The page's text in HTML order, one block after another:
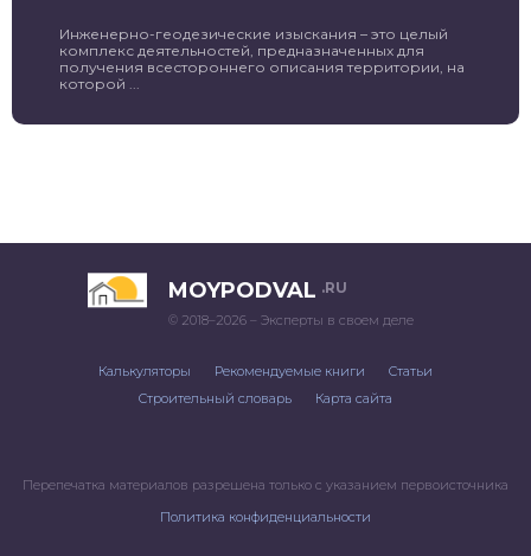
Инженерно-геодезические изыскания – это целый
комплекс деятельностей, предназначенных для
получения всестороннего описания территории, на
которой ...
MOYPODVAL .RU
© 2018–2026 – Эксперты в своем деле
Калькуляторы Рекомендуемые книги
Статьи
Строительный словарь
Карта сайта
Перепечатка материалов разрешена только с указанием первоисточника
Политика конфиденциальности